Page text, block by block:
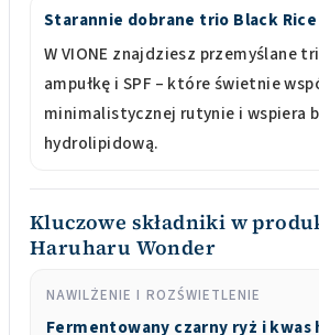
Starannie dobrane trio Black Rice
W VIONE znajdziesz przemyślane
ampułkę i SPF – które świetnie
minimalistycznej rutynie i wspiera
hydrolipidową.
Kluczowe składniki w
Haruharu Wonder
NAWILŻENIE I ROZŚWIETLENIE
Fermentowany czarny ryż i kwas